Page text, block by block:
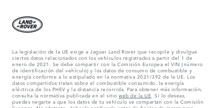
La legislación de la UE exige a Jaguar Land Rover que recopile y divulgue
ciertos datos relacionados con los vehículos registrados a partir del 1 de
enero de 2021. Se debe compartir con la Comisión Europea el VIN (número
de identificación del vehículo) y los datos de consumo de combustible y
energía conforme a lo estipulado en la normativa 2021/392 de la UE. Los
datos compartidos tratan sobre el combustible consumido, la energía
eléctrica de los PHEV y la distancia recorrida. Para obtener más información,
consulta la normativa publicada en el sitio web de la UE . Si lo deseas,
puedes negarte a que los datos de tu vehículo se compartan con la Comisión